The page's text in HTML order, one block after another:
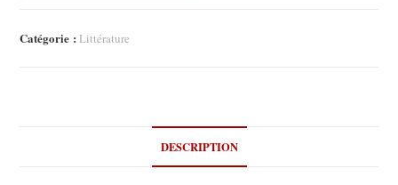
Catégorie :Littérature
DESCRIPTION